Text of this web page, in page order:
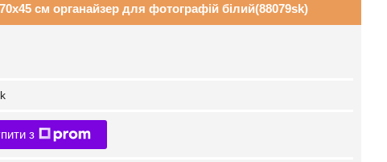
см органайзер для фотографій білий(88079sk)
з